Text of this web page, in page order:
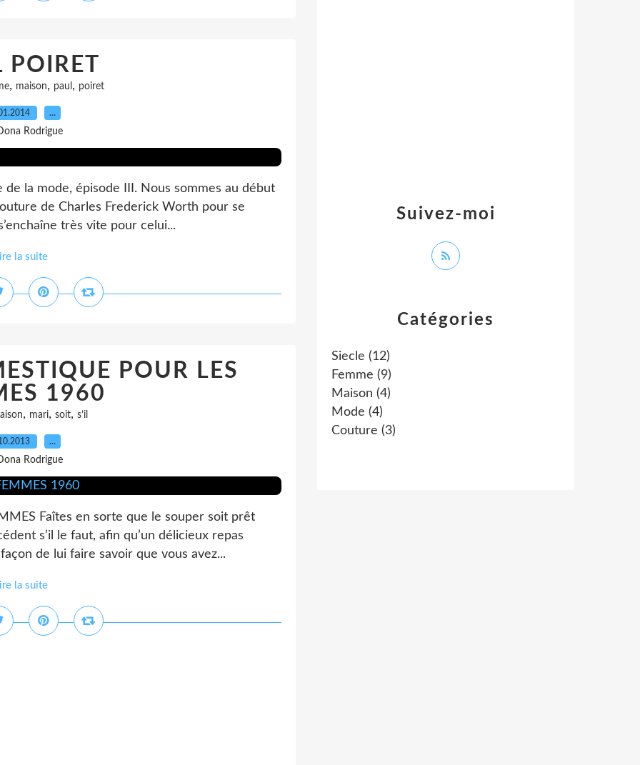
POIRET
, maison, paul , poiret
…
Rodrigue
de la mode, épisode III. Nous sommes au début
de Charles Frederick Worth pour se
très vite pour celui...
la suite
POUR LES
1960
, mari, soit, s’il
…
Rodrigue
Faîtes en sorte que le souper soit prêt
s’il le faut, afin qu’un délicieux repas
de lui faire savoir que vous avez...
la suite
Catégories
Siecle (12)
Femme (9)
Maison (4)
Mode (4)
Couture (3)
Suivez-moi